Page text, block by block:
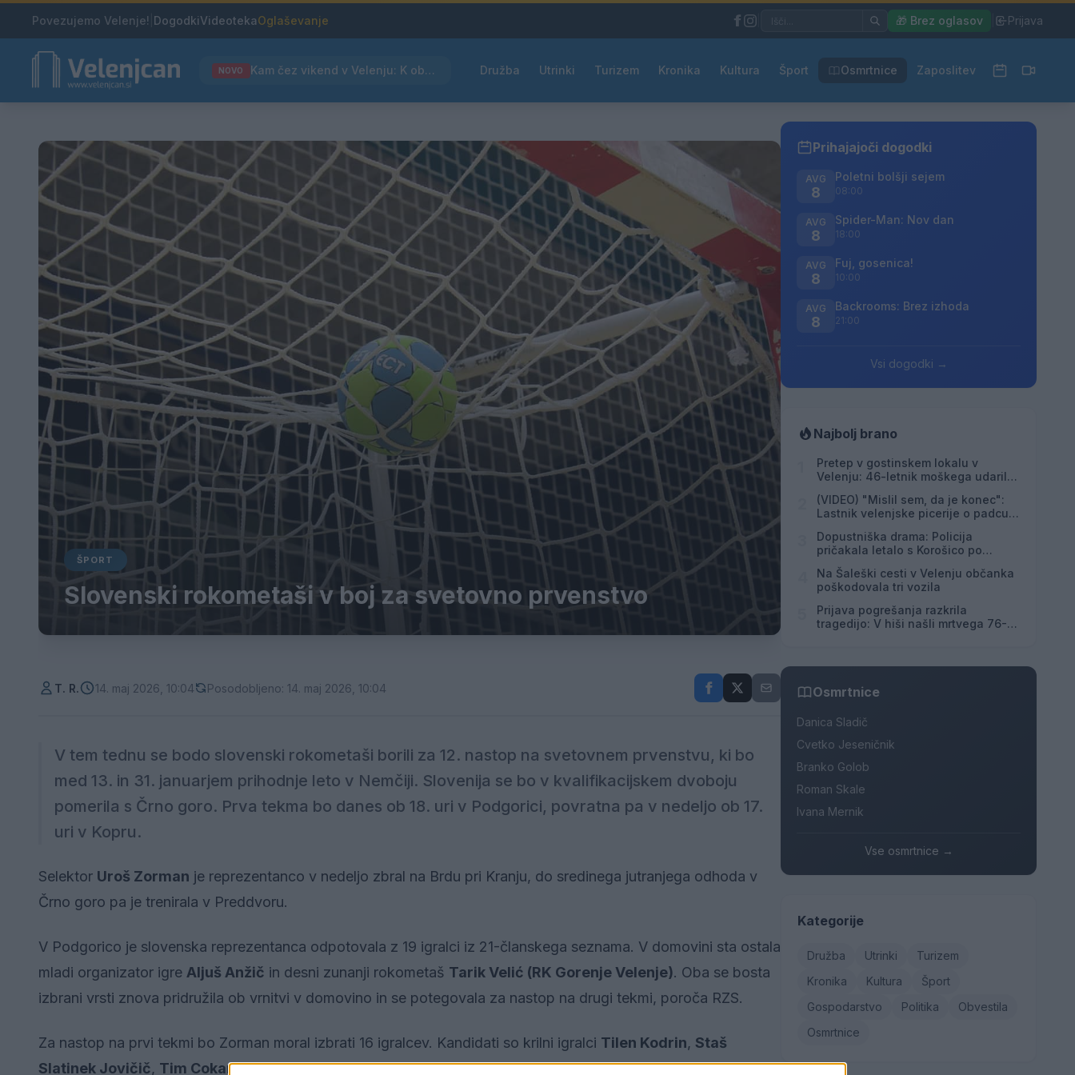
Povezujemo Velenje! DogodkiVideotekaOglaševanje 🎁 Brez oglasov Prijava
NOVO Kam čez vikend v Velenju: K obisku vabi Poletni bolšji sejem Družba Utrinki Turizem Kronika Kultura Šport Osmrtnice Zaposlitev
ŠPORT
Slovenski rokometaši v boj za svetovno prvenstvo
T. R. 14. maj 2026, 10:04 Posodobljeno: 14. maj 2026, 10:04
V tem tednu se bodo slovenski rokometaši borili za 12. nastop na svetovnem prvenstvu, ki bo
med 13. in 31. januarjem prihodnje leto v Nemčiji. Slovenija se bo v kvalifikacijskem dvoboju
pomerila s Črno goro. Prva tekma bo danes ob 18. uri v Podgorici, povratna pa v nedeljo ob 17.
uri v Kopru.
Selektor Uroš Zorman je reprezentanco v nedeljo zbral na Brdu pri Kranju, do sredinega jutranjega odhoda v
Črno goro pa je trenirala v Preddvoru.
V Podgorico je slovenska reprezentanca odpotovala z 19 igralci iz 21-članskega seznama. V domovini sta ostala
mladi organizator igre Aljuš Anžič in desni zunanji rokometaš Tarik Velić (RK Gorenje Velenje). Oba se bosta
izbrani vrsti znova pridružila ob vrnitvi v domovino in se potegovala za nastop na drugi tekmi, poroča RZS.
Za nastop na prvi tekmi bo Zorman moral izbrati 16 igralcev. Kandidati so krilni igralci Tilen Kodrin, Staš
Slatinek Jovičič, Tim CokaninDomen Novak, zunanji igralciBorut Mačkovšek,Tarik Mlivić,Aleks
Prihajajoči dogodki
AVG
8
Poletni bolšji sejem
08:00
AVG
8
Spider-Man: Nov dan
18:00
AVG
8
Fuj, gosenica!
10:00
AVG
8
Backrooms: Brez izhoda
21:00
Vsi dogodki →
Najbolj brano
Pretep v gostinskem lokalu v
Velenju: 46-letnik moškega udaril s
(VIDEO) "Mislil sem, da je konec":
Lastnik velenjske picerije o padcu s
Dopustniška drama: Policija
pričakala letalo s Korošico po
Na Šaleški cesti v Velenju občanka
poškodovala tri vozila
Prijava pogrešanja razkrila
tragedijo: V hiši našli mrtvega 76-
Osmrtnice
Danica Sladič
Cvetko Jeseničnik
Branko Golob
Roman Skale
Ivana Mernik
Vse osmrtnice →
Kategorije
Družba Utrinki
Turizem
Kronika
Kultura
Šport
Gospodarstvo
Politika
Obvestila
Osmrtnice